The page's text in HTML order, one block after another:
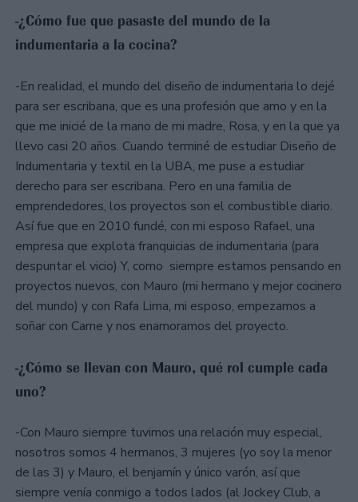
-¿Cómo fue que pasaste del mundo de la
indumentaria a la cocina?
-En realidad, el mundo del diseño de indumentaria lo dejé
para ser escribana, que es una profesión que amo y en la
que me inicié de la mano de mi madre, Rosa, y en la que ya
llevo casi 20 años. Cuando terminé de estudiar Diseño de
Indumentaria y textil en la UBA, me puse a estudiar
derecho para ser escribana. Pero en una familia de
emprendedores, los proyectos son el combustible diario.
Así fue que en 2010 fundé, con mi esposo Rafael, una
empresa que explota franquicias de indumentaria (para
despuntar el vicio) Y, como siempre estamos pensando en
proyectos nuevos, con Mauro (mi hermano y mejor cocinero
del mundo) y con Rafa Lima, mi esposo, empezamos a
soñar con Carne y nos enamoramos del proyecto.
-¿Cómo se llevan con Mauro, qué rol cumple cada
uno?
-Con Mauro siempre tuvimos una relación muy especial,
nosotros somos 4 hermanos, 3 mujeres (yo soy la menor
de las 3) y Mauro, el benjamín y único varón, así que
siempre venía conmigo a todos lados (al Jockey Club, a